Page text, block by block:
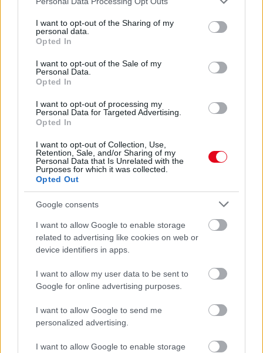
not limited to your visit or usage behaviour. You may click to
grant or deny consent to Google and its third-party tags to
use your data for below specified purposes in below Google
consent section.
I want to opt-out of the Sharing of my
personal data.
Opted In
I want to opt-out of the Sale of my
Personal Data.
Opted In
I want to opt-out of processing my
Personal Data for Targeted Advertising.
Opted In
I want to opt-out of Collection, Use,
Retention, Sale, and/or Sharing of my
Personal Data that Is Unrelated with the
Purposes for which it was collected.
Opted Out
Google consents
I want to allow Google to enable storage
related to advertising like cookies on web or
device identifiers in apps.
I want to allow my user data to be sent to
Google for online advertising purposes.
I want to allow Google to send me
personalized advertising.
I want to allow Google to enable storage
07. 31.
HAGYD A SÓT: EGY CSIPET EBBŐL A FŐZŐVÍZBE,
ÉS SOKKAL FINOMABB LESZ A FŐTT KRUMPLI
Titkos hozzávaló
24 ÓRA TOVÁBBI HÍREI
24 óra
Orvos figyelmeztet: ezt az apró reggeli tünetet ne